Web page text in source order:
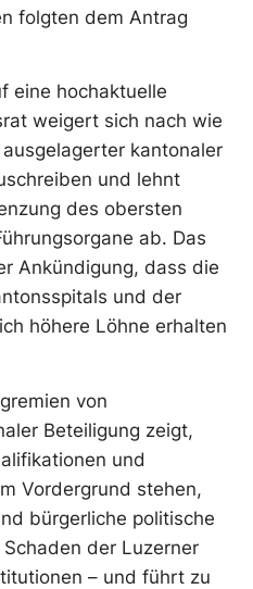
folgten dem Antrag
eine hochaktuelle
weigert sich nach wie
kantonaler
und lehnt
des obersten
ab. Das
Ankündigung, dass die
und der
höhere Löhne erhalten
von
Beteiligung zeigt,
und
Vordergrund stehen,
bürgerliche politische
der Luzerner
– und führt zu